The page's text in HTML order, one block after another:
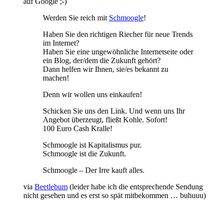
Werden Sie reich mit Schmoogle!
Haben Sie den richtigen Riecher für neue Trends
im Internet?
Haben Sie eine ungewöhnliche Internetseite oder
ein Blog, der/dem die Zukunft gehört?
Dann helfen wir Ihnen, sie/es bekannt zu
machen!
Denn wir wollen uns einkaufen!
Schicken Sie uns den Link. Und wenn uns Ihr
Angebot überzeugt, fließt Kohle. Sofort!
100 Euro Cash Kralle!
Schmoogle ist Kapitalismus pur.
Schmoogle ist die Zukunft.
Schmoogle – Der Irre kauft alles.
via Beetlebum (leider habe ich die entsprechende Sendung
nicht gesehen und es erst so spät mitbekommen … buhuuu)